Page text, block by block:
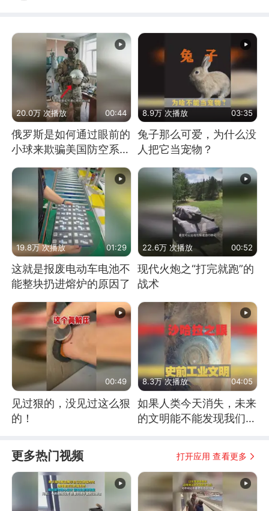
20.0万 次播放 00:44
俄罗斯是如何通过眼前的
小球来欺骗美国防空系统
的
8.9万 次播放 03:35
兔子那么可爱，为什么没
人把它当宠物？
19.8万 次播放 01:29
这就是报废电动车电池不
能整块扔进熔炉的原因了
22.6万 次播放 00:52
现代火炮之“打完就跑”的
战术
00:49
见过狠的，没见过这么狠
的！
8.3万 次播放 04:05
如果人类今天消失，未来
的文明能不能发现我们存
更多热门视频 打开应用 查看更多